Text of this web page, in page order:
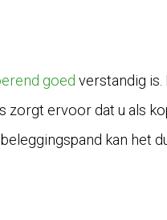
goed verstandig
zorgt ervoor dat u als
kan het